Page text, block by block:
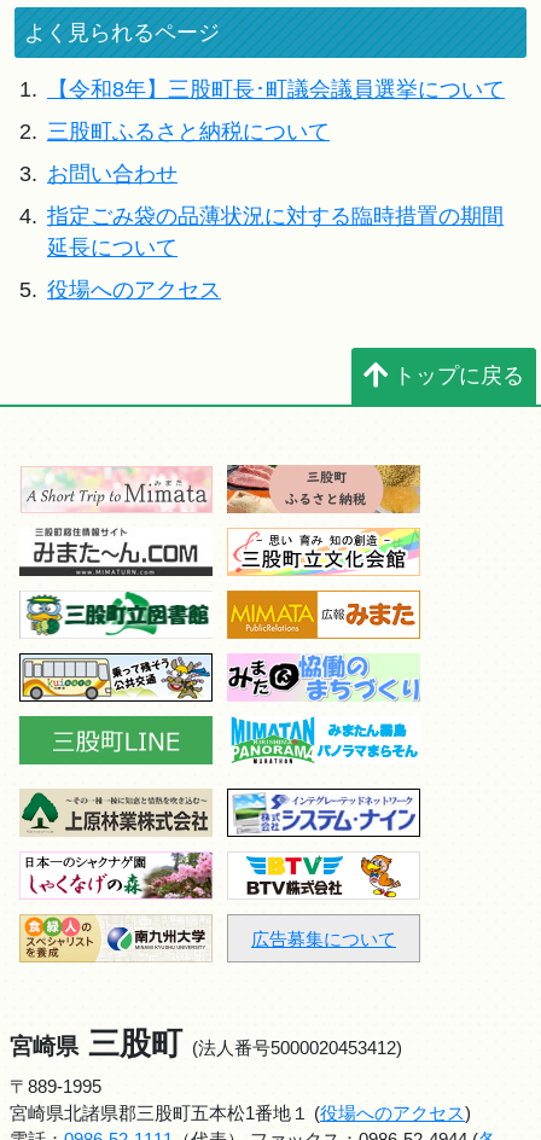
よく見られるページ
1.
【令和8年】三股町長･町議会議員選挙について
2. 三股町ふるさと納税について
3. お問い合わせ
4. 指定ごみ袋の品薄状況に対する臨時措置の期間
延長について
5. 役場へのアクセス
トップに戻る
広告募集について
宮崎県 三股町 (法人番号5000020453412)
〒889-1995
宮崎県北諸県郡三股町五本松1番地１ (役場へのアクセス)